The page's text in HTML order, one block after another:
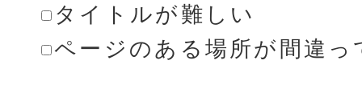
タイトルが難しい
ページのある場所が間違っ